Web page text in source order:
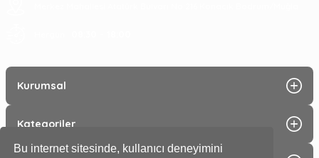
Bu internet sitesinde, kullanıcı deneyimini
Kurumsal
Kategoriler